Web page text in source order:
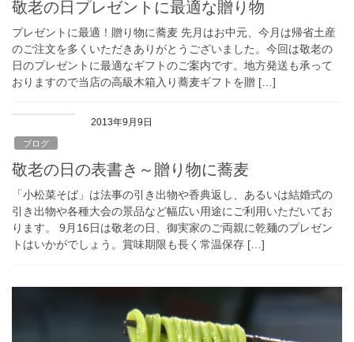
敬老の日プレゼントに最適な贈り物
プレゼントに最適！贈り物に蕎麦 先月はお中元、今月は帰省土産
のご注文を多くいただきありがとうございました。今回は敬老の
日のプレゼントに最適なギフトのご案内です。地方発送も承って
おりますので当店の高級木箱入り蕎麦ギフトを贈 […]
2013年9月9日
ブログ
敬老の日の表書き～贈り物に蕎麦
「小松菜そば」は法事の引き出物や香典返し、あるいは結婚式の
引き出物や各種大会の景品など幅広い用途にご利用いただいてお
ります。 9月16日は敬老の日、御実家のご両親に乾麺のプレゼン
トはいかがでしょう。賞味期限も長く常温保存 […]